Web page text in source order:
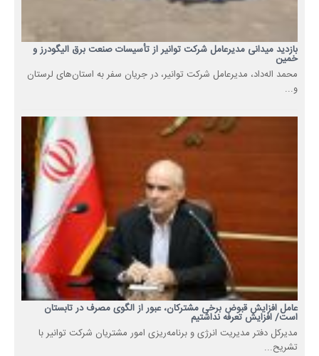
بازدید میدانی مدیرعامل شرکت توانیر از تأسیسات صنعت برق الیگودرز و
خمین
محمد اله‌داد، مدیرعامل شرکت توانیر، در جریان سفر به استان‌های لرستان
و...
عامل افزایش قبوض برخی مشترکان، عبور از الگوی مصرف در تابستان
است/ افزایش تعرفه نداشتیم
مدیرکل دفتر مدیریت انرژی و برنامه‌ریزی امور مشتریان شرکت توانیر با
تشریح...